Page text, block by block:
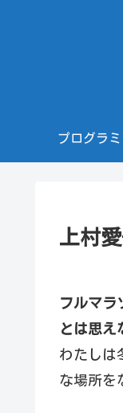
プログラ
上村
フルマラ
とは思え
わたしは
な場所を